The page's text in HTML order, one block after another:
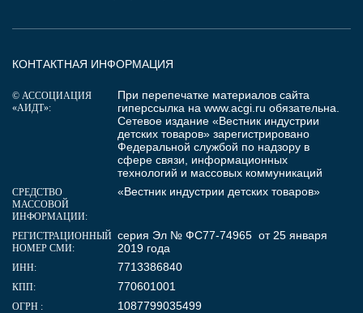
КОНТАКТНАЯ ИНФОРМАЦИЯ
© АССОЦИАЦИЯ
«АИДТ»:
При перепечатке материалов сайта
гиперссылка на www.acgi.ru обязательна.
Сетевое издание «Вестник индустрии
детских товаров» зарегистрировано
Федеральной службой по надзору в
сфере связи, информационных
технологий и массовых коммуникаций
СРЕДСТВО
МАССОВОЙ
ИНФОРМАЦИИ:
«Вестник индустрии детских товаров»
РЕГИСТРАЦИОННЫЙ
НОМЕР СМИ:
серия Эл № ФС77-74965 от 25 января
2019 года
ИНН: 7713386840
КПП: 770601001
ОГРН : 1087799035499